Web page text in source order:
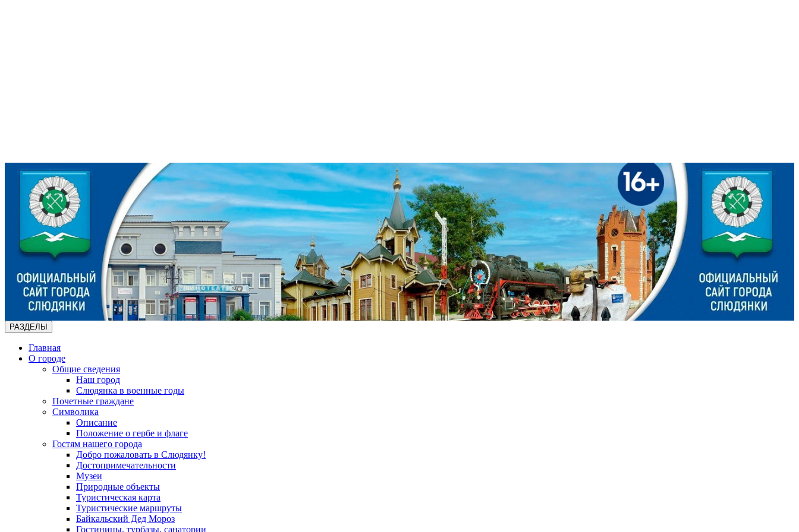
РАЗДЕЛЫ
Главная
О городе
Общие сведения
Наш город
Слюдянка в военные годы
Почетные граждане
Символика
Описание
Положение о гербе и флаге
Гостям нашего города
Добро пожаловать в Слюдянку!
Достопримечательности
Музеи
Природные объекты
Туристическая карта
Туристические маршруты
Байкальский Дед Мороз
Гостиницы, турбазы, санатории